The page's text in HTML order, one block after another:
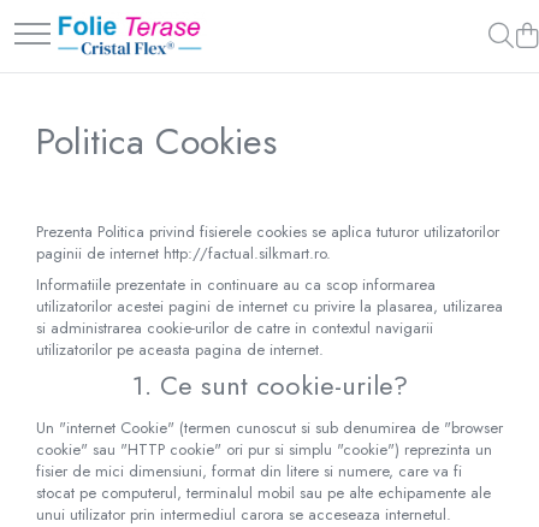
Folie Inchidere Terasa
Flex® 400
Folie Inchidere Terasa Cristal
Flex® 800
Folie Terasa Cristal Flex® 1 mm
Folie Terasa Cristal Flex® 2 mm
Cristal Flex® cu Insertie
Accesorii Inchidere terasa
Banda Intaritoare / Tiv
Capse
Cureluse PVC
Fermoare
Sistem culisare prelata
Sistem culisare prelata D15
Politica Cookies
Prezenta Politica privind fisierele cookies se aplica tuturor utilizatorilor
paginii de internet http://factual.silkmart.ro.
Informatiile prezentate in continuare au ca scop informarea
utilizatorilor acestei pagini de internet cu privire la plasarea, utilizarea
si administrarea cookie-urilor de catre in contextul navigarii
utilizatorilor pe aceasta pagina de internet.
1. Ce sunt cookie-urile?
Un "internet Cookie" (termen cunoscut si sub denumirea de "browser
cookie" sau "HTTP cookie" ori pur si simplu "cookie") reprezinta un
fisier de mici dimensiuni, format din litere si numere, care va fi
stocat pe computerul, terminalul mobil sau pe alte echipamente ale
unui utilizator prin intermediul carora se acceseaza internetul.